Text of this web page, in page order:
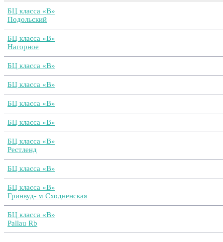
БЦ класса «B»
Подольский
БЦ класса «B»
Нагорное
БЦ класса «B»
БЦ класса «B»
БЦ класса «B»
БЦ класса «B»
БЦ класса «B»
Рестленд
БЦ класса «B»
БЦ класса «B»
Гринвуд- м Сходненская
БЦ класса «B»
Pallau Rb